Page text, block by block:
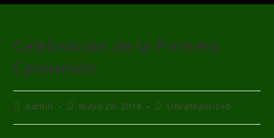
Celebración de la Primera
Comunión
admin mayo 28, 2018 Uncategorized